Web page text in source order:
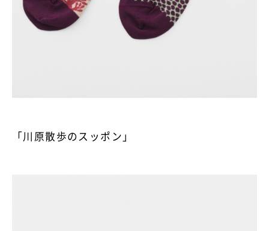
「川原散歩のスッポン」